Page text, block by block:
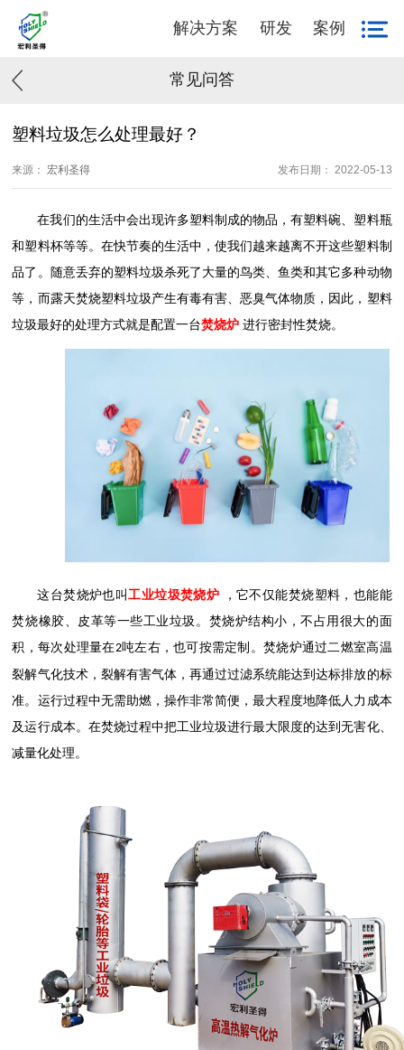
解决方案 研发 案例
常见问答
塑料垃圾怎么处理最好？
来源： 宏利圣得 发布日期： 2022-05-13
在我们的生活中会出现许多塑料制成的物品，有塑料碗、塑料瓶
和塑料杯等等。在快节奏的生活中，使我们越来越离不开这些塑料制
品了。随意丢弃的塑料垃圾杀死了大量的鸟类、鱼类和其它多种动物
等，而露天焚烧塑料垃圾产生有毒有害、恶臭气体物质，因此，塑料
垃圾最好的处理方式就是配置一台焚烧炉 进行密封性焚烧。
这台焚烧炉也叫工业垃圾焚烧炉
，它不仅能焚烧塑料，也能能
焚烧橡胶、皮革等一些工业垃圾。焚烧炉结构小，不占用很大的面
积，每次处理量在2吨左右，也可按需定制。焚烧炉通过二燃室高温
裂解气化技术，裂解有害气体，再通过过滤系统能达到达标排放的标
准。运行过程中无需助燃，操作非常简便，最大程度地降低人力成本
及运行成本。在焚烧过程中把工业垃圾进行最大限度的达到无害化、
减量化处理。